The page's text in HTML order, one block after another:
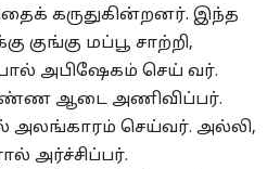
கருதுகின்றனர். இந்த
குங்கு மப்பூ சாற்றி,
பால் அபிஷேகம் செய் வர்.
ஆடை அணிவிப்பர்.
அலங்காரம் செய்வர். அல்லி,
அர்ச்சிப்பர்.